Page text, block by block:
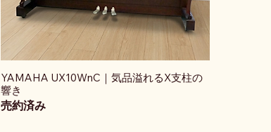
YAMAHA UX10WnC｜気品溢れるX支柱の
響き
売約済み